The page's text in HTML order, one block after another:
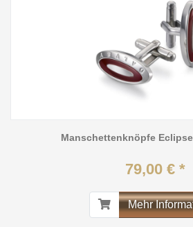
Manschettenknöpfe
79,00 € *
Mehr